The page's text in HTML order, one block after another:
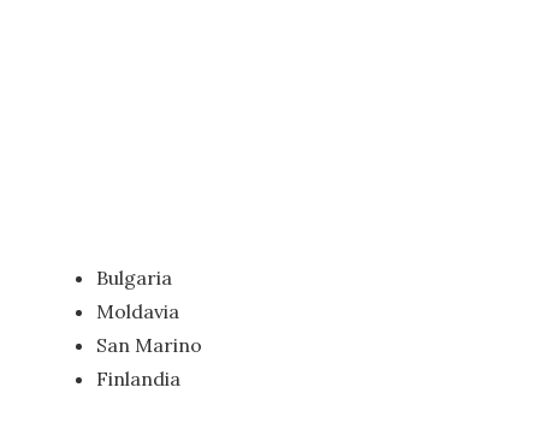
Bulgaria
Moldavia
San Marino
Finlandia